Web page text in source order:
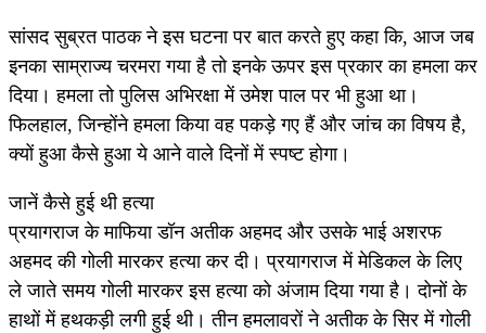
सांसद सुब्रत पाठक ने इस घटना पर बात करते हुए कहा कि, आज जब
इनका साम्राज्य चरमरा गया है तो इनके ऊपर इस प्रकार का हमला कर
दिया। हमला तो पुलिस अभिरक्षा में उमेश पाल पर भी हुआ था।
फिलहाल, जिन्होंने हमला किया वह पकड़े गए हैं और जांच का विषय है,
क्यों हुआ कैसे हुआ ये आने वाले दिनों में स्पष्ट होगा।
जानें कैसे हुई थी हत्या
प्रयागराज के माफिया डॉन अतीक अहमद और उसके भाई अशरफ
अहमद की गोली मारकर हत्या कर दी। प्रयागराज में मेडिकल के लिए
ले जाते समय गोली मारकर इस हत्या को अंजाम दिया गया है। दोनों के
हाथों में हथकड़ी लगी हुई थी। तीन हमलावरों ने अतीक के सिर में गोली